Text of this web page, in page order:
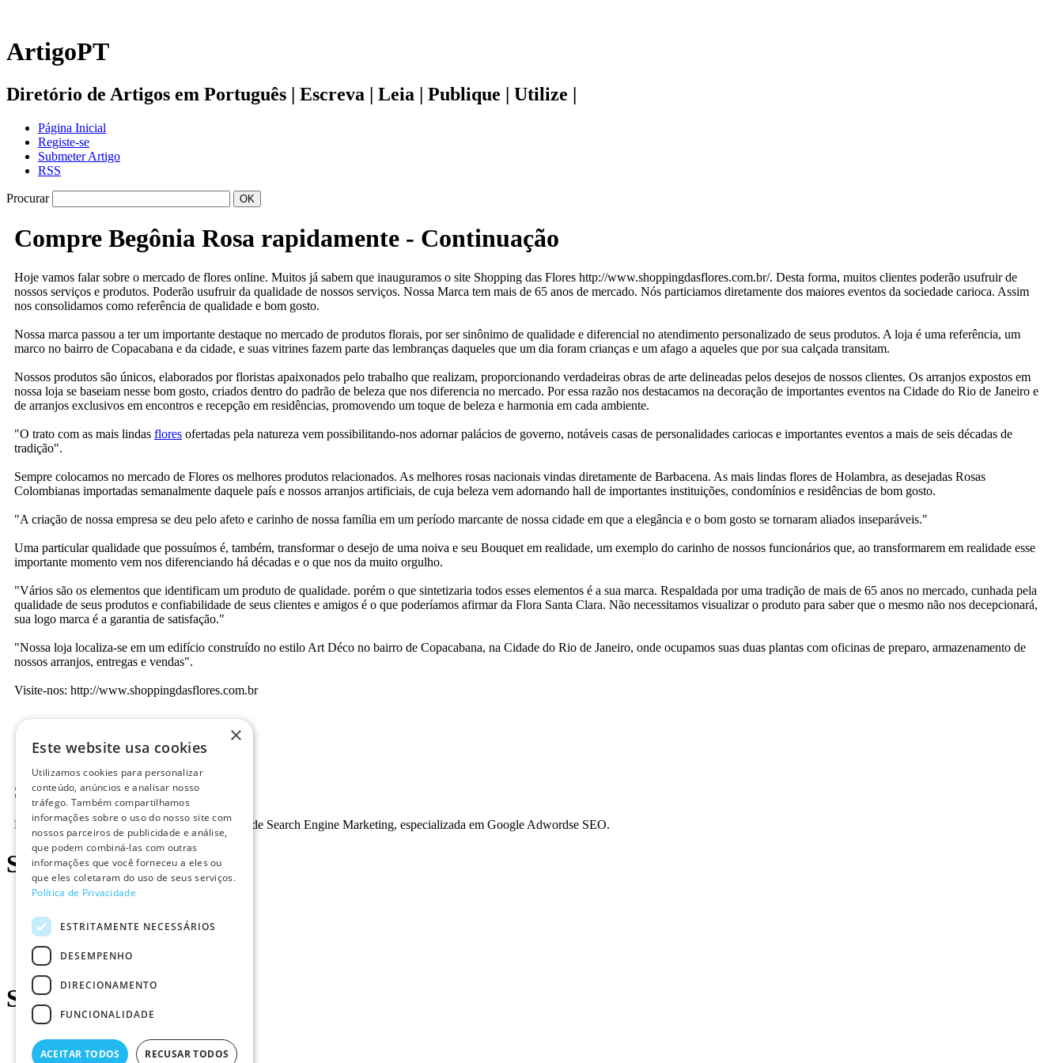
ArtigoPT
Diretório de Artigos em Português | Escreva | Leia | Publique | Utilize |
Página Inicial
Registe-se
Submeter Artigo
RSS
Procurar
Compre Begônia Rosa rapidamente - Continuação
Hoje vamos falar sobre o mercado de flores online. Muitos já sabem que inauguramos o site Shopping das Flores http://www.shoppingdasflores.com.br/. Desta forma, muitos clientes poderão usufruir de
nossos serviços e produtos. Poderão usufruir da qualidade de nossos serviços. Nossa Marca tem mais de 65 anos de mercado. Nós particiamos diretamente dos maiores eventos da sociedade carioca. Assim
nos consolidamos como referência de qualidade e bom gosto.
Nossa marca passou a ter um importante destaque no mercado de produtos florais, por ser sinônimo de qualidade e diferencial no atendimento personalizado de seus produtos. A loja é uma referência, um
marco no bairro de Copacabana e da cidade, e suas vitrines fazem parte das lembranças daqueles que um dia foram crianças e um afago a aqueles que por sua calçada transitam.
Nossos produtos são únicos, elaborados por floristas apaixonados pelo trabalho que realizam, proporcionando verdadeiras obras de arte delineadas pelos desejos de nossos clientes. Os arranjos expostos em
nossa loja se baseiam nesse bom gosto, criados dentro do padrão de beleza que nos diferencia no mercado. Por essa razão nos destacamos na decoração de importantes eventos na Cidade do Rio de Janeiro e
de arranjos exclusivos em encontros e recepção em residências, promovendo um toque de beleza e harmonia em cada ambiente.
"O trato com as mais lindas flores ofertadas pela natureza vem possibilitando-nos adornar palácios de governo, notáveis casas de personalidades cariocas e importantes eventos a mais de seis décadas de
tradição".
Sempre colocamos no mercado de Flores os melhores produtos relacionados. As melhores rosas nacionais vindas diretamente de Barbacena. As mais lindas flores de Holambra, as desejadas Rosas
Colombianas importadas semanalmente daquele país e nossos arranjos artificiais, de cuja beleza vem adornando hall de importantes instituições, condomínios e residências de bom gosto.
"A criação de nossa empresa se deu pelo afeto e carinho de nossa família em um período marcante de nossa cidade em que a elegância e o bom gosto se tornaram aliados inseparáveis."
Uma particular qualidade que possuímos é, também, transformar o desejo de uma noiva e seu Bouquet em realidade, um exemplo do carinho de nossos funcionários que, ao transformarem em realidade esse
importante momento vem nos diferenciando há décadas e o que nos da muito orgulho.
"Vários são os elementos que identificam um produto de qualidade. porém o que sintetizaria todos esses elementos é a sua marca. Respaldada por uma tradição de mais de 65 anos no mercado, cunhada pela
qualidade de seus produtos e confiabilidade de seus clientes e amigos é o que poderíamos afirmar da Flora Santa Clara. Não necessitamos visualizar o produto para saber que o mesmo não nos decepcionará,
sua logo marca é a garantia de satisfação."
"Nossa loja localiza-se em um edifício construído no estilo Art Déco no bairro de Copacabana, na Cidade do Rio de Janeiro, onde ocupamos suas duas plantas com oficinas de preparo, armazenamento de
nossos arranjos, entregas e vendas".
Visite-nos: http://www.shoppingdasflores.com.br
Sobre o Autor
Blueberry é uma agência inovadora e dinâmica de Search Engine Marketing, especializada em Google Adwordse SEO.
Sites Parceiros
Sites Recomendados
Marketing Digital
Consultoria Internet
×
Este website usa cookies
Utilizamos cookies para personalizar
conteúdo, anúncios e analisar nosso
tráfego. Também compartilhamos
informações sobre o uso do nosso site com
nossos parceiros de publicidade e análise,
que podem combiná-las com outras
informações que você forneceu a eles ou
que eles coletaram do uso de seus serviços.
Política de Privacidade
ESTRITAMENTE NECESSÁRIOS
DESEMPENHO
DIRECIONAMENTO
FUNCIONALIDADE
ACEITAR TODOS RECUSAR TODOS